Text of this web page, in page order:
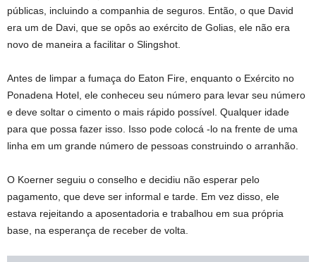
públicas, incluindo a companhia de seguros. Então, o que David
era um de Davi, que se opôs ao exército de Golias, ele não era
novo de maneira a facilitar o Slingshot.
Antes de limpar a fumaça do Eaton Fire, enquanto o Exército no
Ponadena Hotel, ele conheceu seu número para levar seu número
e deve soltar o cimento o mais rápido possível. Qualquer idade
para que possa fazer isso. Isso pode colocá -lo na frente de uma
linha em um grande número de pessoas construindo o arranhão.
O Koerner seguiu o conselho e decidiu não esperar pelo
pagamento, que deve ser informal e tarde. Em vez disso, ele
estava rejeitando a aposentadoria e trabalhou em sua própria
base, na esperança de receber de volta.